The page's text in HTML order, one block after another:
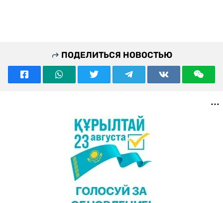
ПОДЕЛИТЬСЯ НОВОСТЬЮ